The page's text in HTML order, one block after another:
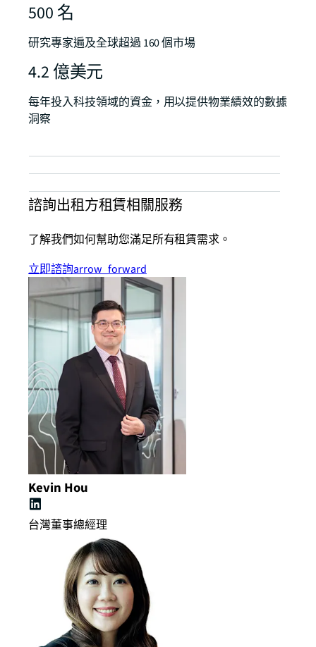
500 名
研究專家遍及全球超過 160 個市場
4.2 億美元
每年投入科技領域的資金，用以提供物業績效的數據
洞察
諮詢出租方租賃相關服務
了解我們如何幫助您滿足所有租賃需求。
立即諮詢arrow_forward
Kevin Hou
台灣董事總經理